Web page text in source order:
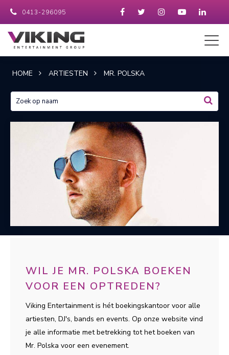
0413-296095
HOME ARTIESTEN MR. POLSKA
WIL JE MR. POLSKA BOEKEN
VOOR EEN OPTREDEN?
Viking Entertainment is hét boekingskantoor voor alle
artiesten, DJ's, bands en events. Op onze website vind
je alle informatie met betrekking tot het boeken van
Mr. Polska voor een evenement.